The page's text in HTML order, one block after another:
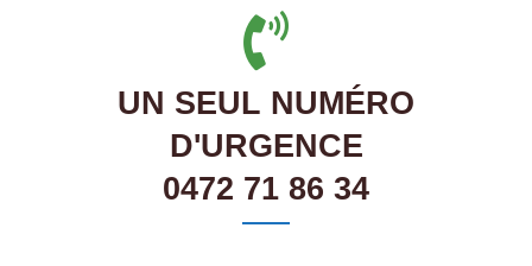
UN SEUL NUMÉRO
D'URGENCE
0472 71 86 34